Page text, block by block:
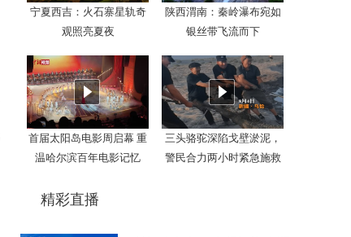
宁夏西吉：火石寨星轨奇
观照亮夏夜
陕西渭南：秦岭瀑布宛如
银丝带飞流而下
首届太阳岛电影周启幕 重
温哈尔滨百年电影记忆
三头骆驼深陷戈壁淤泥，
警民合力两小时紧急施救
精彩直播